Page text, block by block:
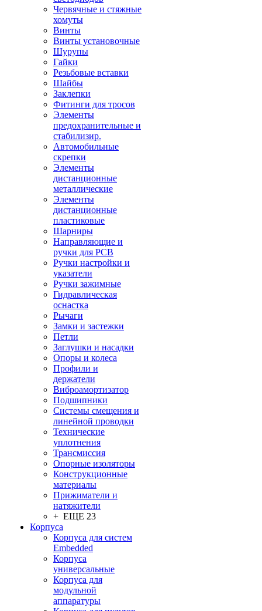
Червячные и стяжные
хомуты
Винты
Винты установочные
Шурупы
Гайки
Резьбовые вставки
Шайбы
Заклепки
Фитинги для тросов
Элементы
предохранительные и
стабилизир.
Автомобильные
скрепки
Элементы
дистанционные
металлические
Элементы
дистанционные
пластиковые
Шарниры
Направляющие и
ручки для PCB
Ручки настройки и
указатели
Ручки зажимные
Гидравлическая
оснастка
Рычаги
Замки и застежки
Петли
Заглушки и насадки
Опоры и колеса
Профили и
держатели
Виброамортизатор
Подшипники
Системы смещения и
линейной проводки
Технические
уплотнения
Трансмиссия
Опорные изоляторы
Конструкционные
материалы
Прижиматели и
натяжители
+ ЕЩЕ 23
Корпуса
Корпуса для систем
Embedded
Корпуса
универсальные
Корпуса для
модульной
аппаратуры